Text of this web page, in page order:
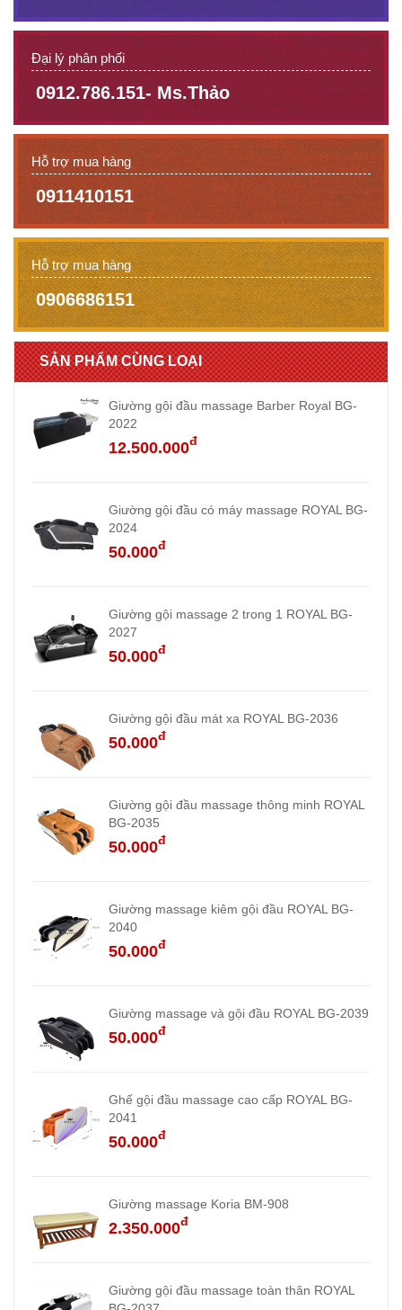
Đại lý phân phối
0912.786.151- Ms.Thảo
Hỗ trợ mua hàng
0911410151
Hỗ trợ mua hàng
0906686151
SẢN PHẨM CÙNG LOẠI
Giường gội đầu massage Barber Royal BG-
2022
12.500.000đ
Giường gội đầu có máy massage ROYAL BG-
2024
50.000đ
Giường gội massage 2 trong 1 ROYAL BG-
2027
50.000đ
Giường gội đầu mát xa ROYAL BG-2036
50.000đ
Giường gội đầu massage thông minh ROYAL
BG-2035
50.000đ
Giường massage kiêm gội đầu ROYAL BG-
2040
50.000đ
Giường massage và gội đầu ROYAL BG-2039
50.000đ
Ghế gội đầu massage cao cấp ROYAL BG-
2041
50.000đ
Giường massage Koria BM-908
2.350.000đ
Giường gội đầu massage toàn thân ROYAL